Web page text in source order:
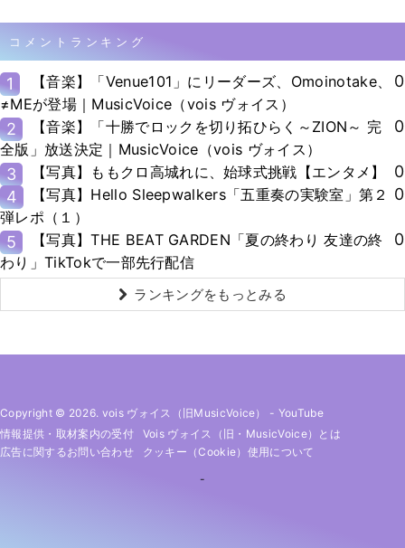
コメントランキング
1
【音楽】「Venue101」にリーダーズ、Omoinotake、
≠MEが登場｜MusicVoice（vois ヴォイス）
0
2
【音楽】「十勝でロックを切り拓ひらく～ZION～ 完
全版」放送決定｜MusicVoice（vois ヴォイス）
0
3 【写真】ももクロ高城れに、始球式挑戦【エンタメ】
0
4
【写真】Hello Sleepwalkers「五重奏の実験室」第２
弾レポ（１）
0
5
【写真】THE BEAT GARDEN「夏の終わり 友達の終
わり」TikTokで一部先行配信
0
ランキングをもっとみる
Copyright © 2026. vois ヴォイス（旧MusicVoice） - YouTube
情報提供・取材案内の受付
Vois ヴォイス（旧・MusicVoice）とは
広告に関するお問い合わせ
クッキー（cookie）使用について
-